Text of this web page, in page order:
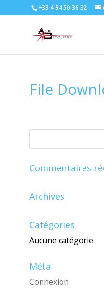
+33 4 94 50 36 32
File
Commentaires
Archives
Catégories
Aucune catégorie
Méta
Connexion